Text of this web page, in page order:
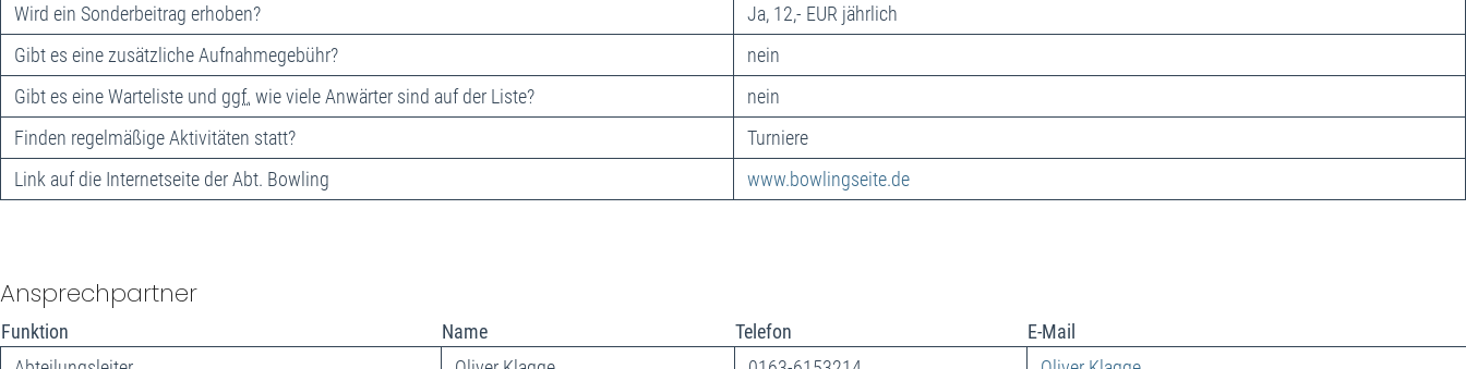
Wird ein Sonderbeitrag erhoben?
Ja, 12,- EUR jährlich
Gibt es eine zusätzliche Aufnahmegebühr?
nein
Gibt es eine Warteliste und ggf. wie viele Anwärter sind auf der Liste?
nein
Finden regelmäßige Aktivitäten statt?
Turniere
Link auf die Internetseite der Abt. Bowling
www.bowlingseite.de
Ansprechpartner
Funktion Name Telefon
E-Mail